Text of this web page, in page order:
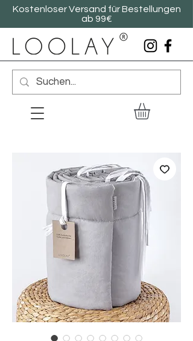
Kostenloser Versand für Bestellungen
ab 99€